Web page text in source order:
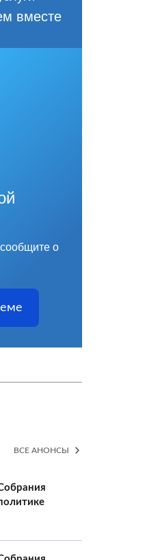
вместе
о
ВСЕ АНОНСЫ